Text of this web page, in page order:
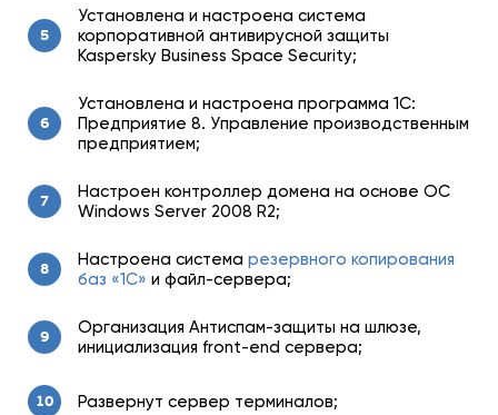
5
Установлена и настроена система
корпоративной антивирусной защиты
Kaspersky Business Space Security;
6
Установлена и настроена программа 1С:
Предприятие 8. Управление производственным
предприятием;
7
Настроен контроллер домена на основе ОС
Windows Server 2008 R2;
8
Настроена система резервного копирования
баз «1С» и файл-сервера;
9
Организация Антиcпам-защиты на шлюзе,
инициализация front-end сервера;
10 Развернут сервер терминалов;